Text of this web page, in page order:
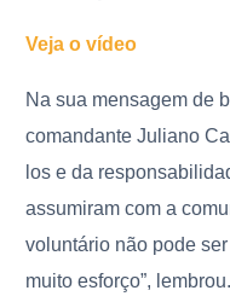
Veja o vídeo
Na sua mensagem de
comandante Juliano
los e da
assumiram com a
voluntário não pode
muito esforço”,